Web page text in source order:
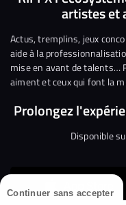
Continuer sans accepter
Facebook
sur
artistes et
Actus, tremplins, jeux
aide à la
mise en avant de talents…
aiment et ceux qui font la
Prolongez
Disponible